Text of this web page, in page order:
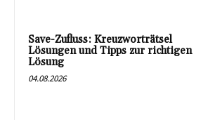
Save-Zufluss: Kreuzworträtsel
Lösungen und Tipps zur richtigen
Lösung
04.08.2026